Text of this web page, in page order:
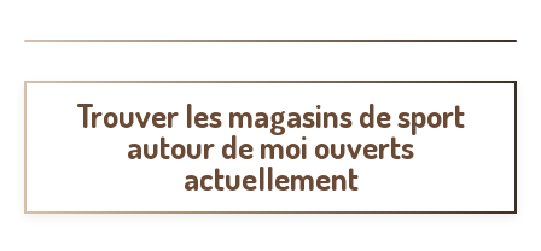
Trouver les magasins de sport
autour de moi ouverts
actuellement